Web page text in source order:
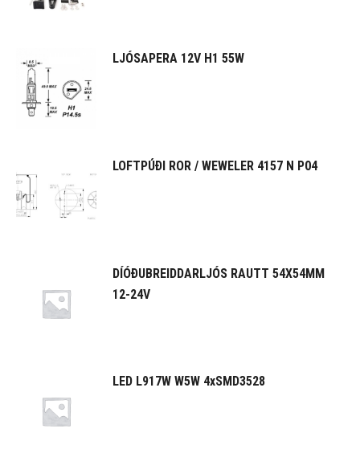
LJÓSAPERA 12V H1 55W
LOFTPÚÐI ROR / WEWELER 4157 N P04
DÍÓÐUBREIDDARLJÓS RAUTT 54X54MM
12-24V
LED L917W W5W 4xSMD3528